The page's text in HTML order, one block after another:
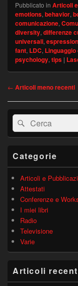
Pubblicato in Articoli
emotions, behavior,
comunicazione,
diversity, differenze
universali,
fant, LDC,
psychology, tips |
Navigazione
← Articoli meno recenti
Area
widget
barra
laterale
Cerca:Cerca
Categorie
Articoli e
Attestati
Conferenze e
I miei libri
Radio
Televisione
Varie
Articoli